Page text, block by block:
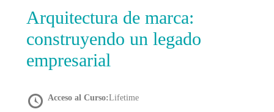
Arquitectura de marca:
construyendo un legado
empresarial
Acceso al Curso:Lifetime